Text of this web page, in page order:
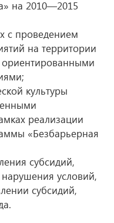
на 2010—2015
с проведением
на территории
культуры
реализации
«Безбарьерная
субсидий,
условий,
субсидий,